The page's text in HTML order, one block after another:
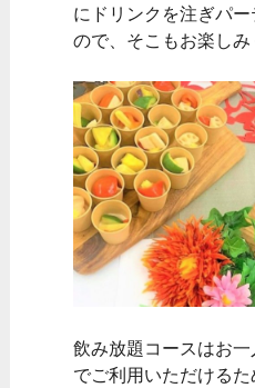
にドリンクを注ぎパ
ので、そこもお楽しみ
飲み放題コースはお
でご利用いただける